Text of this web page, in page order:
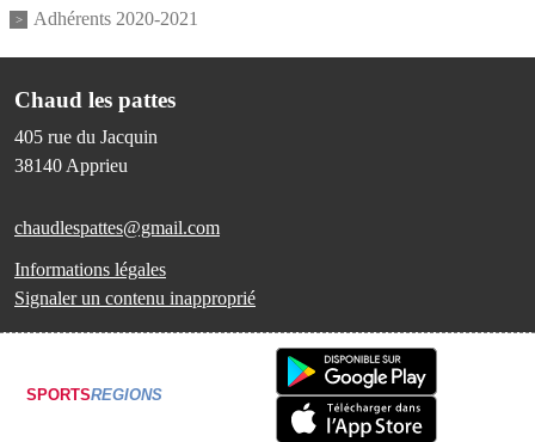
Adhérents 2020-2021
Chaud les pattes
405 rue du Jacquin
38140 Apprieu
chaudlespattes@gmail.com
Informations légales
Signaler un contenu inapproprié
SPORTSREGIONS